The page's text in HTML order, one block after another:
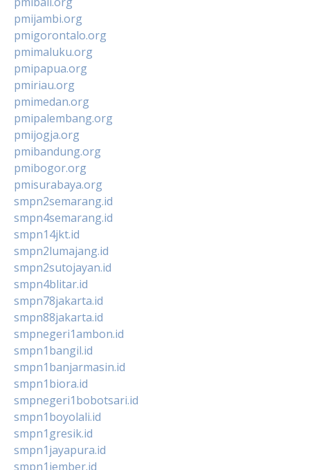
pmijambi.org
pmigorontalo.org
pmimaluku.org
pmipapua.org
pmiriau.org
pmimedan.org
pmipalembang.org
pmijogja.org
pmibandung.org
pmibogor.org
pmisurabaya.org
smpn2semarang.id
smpn4semarang.id
smpn14jkt.id
smpn2lumajang.id
smpn2sutojayan.id
smpn4blitar.id
smpn78jakarta.id
smpn88jakarta.id
smpnegeri1ambon.id
smpn1bangil.id
smpn1banjarmasin.id
smpn1biora.id
smpnegeri1bobotsari.id
smpn1boyolali.id
smpn1gresik.id
smpn1jayapura.id
smpn1jember.id